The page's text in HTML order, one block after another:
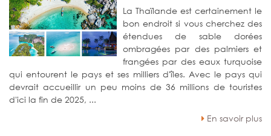
La Thaïlande est certainement le
bon endroit si vous cherchez des
étendues de sable dorées
ombragées par des palmiers et
frangées par des eaux turquoise
qui entourent le pays et ses milliers d'îles. Avec le pays qui
devrait accueillir un peu moins de 36 millions de touristes
d'ici la fin de 2025, ...
En savoir plus